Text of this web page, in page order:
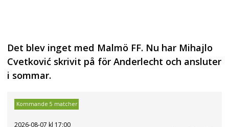
Det blev inget med Malmö FF. Nu har Mihajlo
Cvetković skrivit på för Anderlecht och ansluter
i sommar.
Kommande 5 matcher
2026-08-07 kl 17:00